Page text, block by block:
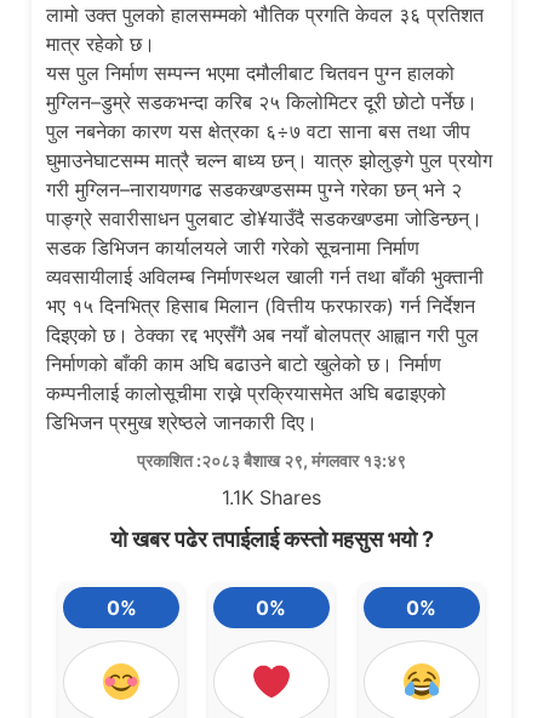
लामो उक्त पुलको हालसम्मको भौतिक प्रगति केवल ३६ प्रतिशत
मात्र रहेको छ।
यस पुल निर्माण सम्पन्न भएमा दमौलीबाट चितवन पुग्न हालको
मुग्लिन–डुम्रे सडकभन्दा करिब २५ किलोमिटर दूरी छोटो पर्नेछ।
पुल नबनेका कारण यस क्षेत्रका ६÷७ वटा साना बस तथा जीप
घुमाउनेघाटसम्म मात्रै चल्न बाध्य छन्। यात्रु झोलुङ्गे पुल प्रयोग
गरी मुग्लिन–नारायणगढ सडकखण्डसम्म पुग्ने गरेका छन् भने २
पाङ्ग्रे सवारीसाधन पुलबाट डो¥याउँदै सडकखण्डमा जोडिन्छन्।
सडक डिभिजन कार्यालयले जारी गरेको सूचनामा निर्माण
व्यवसायीलाई अविलम्ब निर्माणस्थल खाली गर्न तथा बाँकी भुक्तानी
भए १५ दिनभित्र हिसाब मिलान (वित्तीय फरफारक) गर्न निर्देशन
दिइएको छ। ठेक्का रद्द भएसँगै अब नयाँ बोलपत्र आह्वान गरी पुल
निर्माणको बाँकी काम अघि बढाउने बाटो खुलेको छ। निर्माण
कम्पनीलाई कालोसूचीमा राख्ने प्रक्रियासमेत अघि बढाइएको
डिभिजन प्रमुख श्रेष्ठले जानकारी दिए।
प्रकाशित :२०८३ बैशाख २९, मंगलवार १३:४९
1.1K Shares
यो खबर पढेर तपाईलाई कस्तो महसुस भयो ?
0% 0% 0%